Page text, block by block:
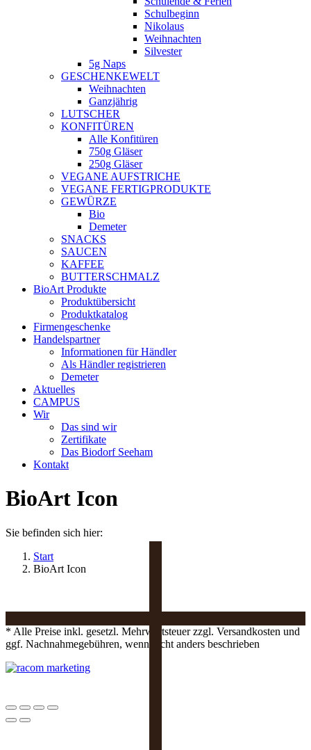
Schulbeginn
Nikolaus
Weihnachten
Silvester
5g Naps
GESCHENKEWELT
Weihnachten
Ganzjährig
LUTSCHER
KONFITÜREN
Alle Konfitüren
750g Gläser
250g Gläser
VEGANE AUFSTRICHE
VEGANE FERTIGPRODUKTE
GEWÜRZE
Bio
Demeter
SNACKS
SAUCEN
KAFFEE
BUTTERSCHMALZ
BioArt Produkte
Produktübersicht
Produktkatalog
Firmengeschenke
Handelspartner
Informationen für Händler
Als Händler registrieren
Demeter
Aktuelles
CAMPUS
Wir
Das sind wir
Zertifikate
Das Biodorf Seeham
Kontakt
BioArt Icon
Sie befinden sich hier:
Start
BioArt Icon
* Alle Preise inkl. gesetzl. Mehrwertsteuer zzgl. Versandkosten und
ggf. Nachnahmegebühren, wenn nicht anders beschrieben